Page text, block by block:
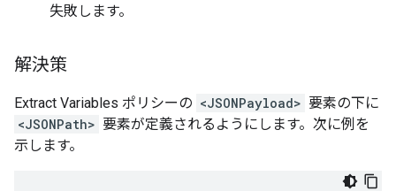
失敗します。
解決策
Extract Variables ポリシーの <JSONPayload> 要素の下に
<JSONPath> 要素が定義されるようにします。次に例を
示します。